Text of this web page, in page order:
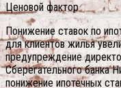
Ценовой фактор
Понижение ставок по
для клиентов жилья
предупреждение
Сберегательного банка
понижение ипотечных